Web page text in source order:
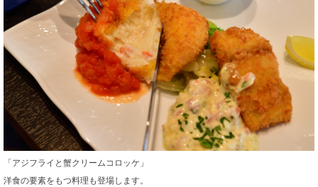
「アジフライと蟹クリームコロッケ」
洋食の要素をもつ料理も登場します。